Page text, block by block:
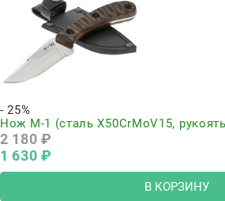
- 25%
Нож М-1 (сталь Х50CrMoV15,
2 180 ₽
1 630 ₽
В КОРЗИНУ